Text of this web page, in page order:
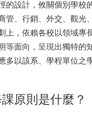
的設計，攸關個別學校
管、行銷、外交、觀光
上，依賴各校以領域專
等面向，呈現出獨特的
多以該系、學程單位之
原則是什麼？